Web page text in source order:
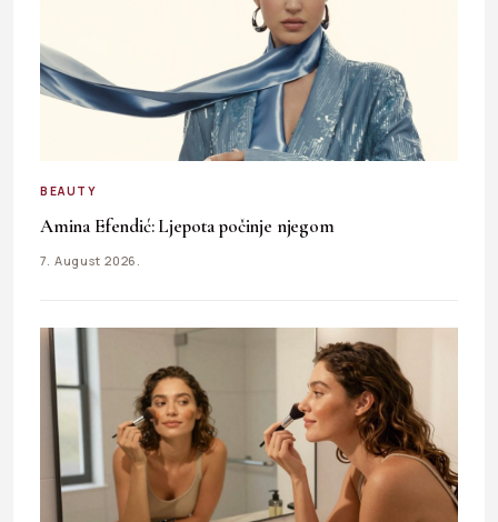
BEAUTY
Amina Efendić: Ljepota počinje njegom
7. August 2026.